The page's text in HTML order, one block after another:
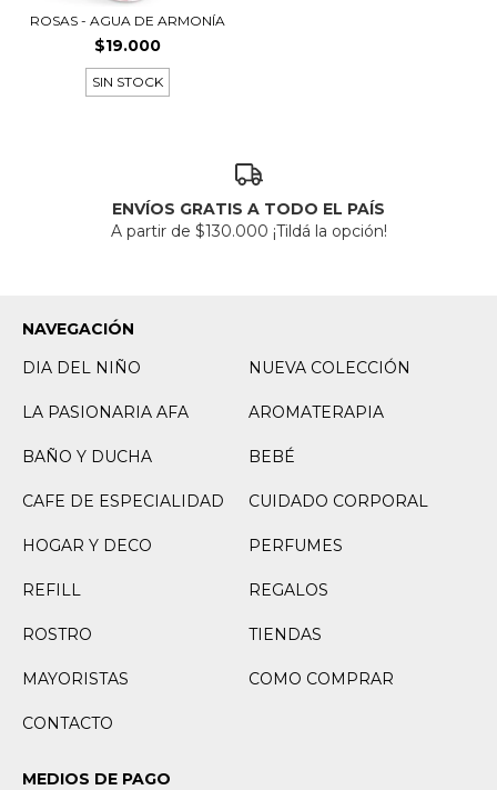
ROSAS - AGUA DE ARMONÍA
$19.000
SIN STOCK
ENVÍOS GRATIS A TODO EL PAÍS
A partir de $130.000 ¡Tildá la opción!
NAVEGACIÓN
DIA DEL NIÑO
NUEVA COLECCIÓN
LA PASIONARIA AFA AROMATERAPIA
BAÑO Y DUCHA BEBÉ
CAFE DE ESPECIALIDAD CUIDADO CORPORAL
HOGAR Y DECO PERFUMES
REFILL REGALOS
ROSTRO TIENDAS
MAYORISTAS COMO COMPRAR
CONTACTO
MEDIOS DE PAGO